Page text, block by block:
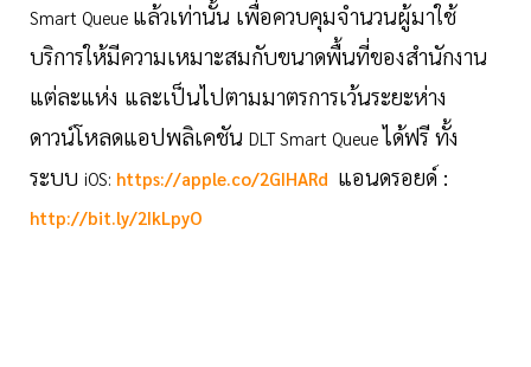
Smart Queue แล้วเท่านั้น เพื่อควบคุมจำนวนผู้มาใช้
บริการให้มีความเหมาะสมกับขนาดพื้นที่ของสำนักงาน
แต่ละแห่ง และเป็นไปตามมาตรการเว้นระยะห่าง
ดาวน์โหลดแอปพลิเคชัน DLT Smart Queue ได้ฟรี ทั้ง
ระบบ iOS: https://apple.co/2GIHARd แอนดรอยด์ :
http://bit.ly/2IkLpyO